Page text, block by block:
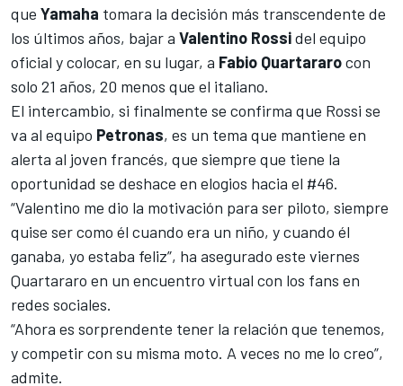
que Yamaha tomara la decisión más transcendente de
los últimos años, bajar a Valentino Rossidel equipo
oficial y colocar, en su lugar, a Fabio Quartararocon
solo 21 años, 20 menos que el italiano.
El intercambio, si finalmente se confirma que Rossi se
va al equipo Petronas, es un tema que mantiene en
alerta al joven francés, que siempre que tiene la
oportunidad se deshace en elogios hacia el #46.
“Valentino me dio la motivación para ser piloto, siempre
quise ser como él cuando era un niño, y cuando él
ganaba, yo estaba feliz”, ha asegurado este viernes
Quartararo en un encuentro virtual con los fans en
redes sociales.
“Ahora es sorprendente tener la relación que tenemos,
y competir con su misma moto. A veces no me lo creo”,
admite.